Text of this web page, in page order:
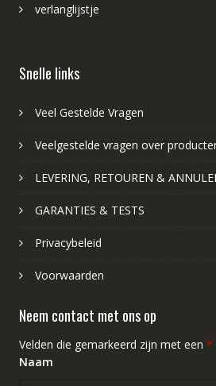
verlanglijstje
Snelle links
Veel Gestelde Vragen
Veelgestelde vragen over
LEVERING, RETOUREN &
GARANTIES & TESTS
Privacybeleid
Voorwaarden
Neem contact met ons op
Velden die gemarkeerd zijn met een *
Naam